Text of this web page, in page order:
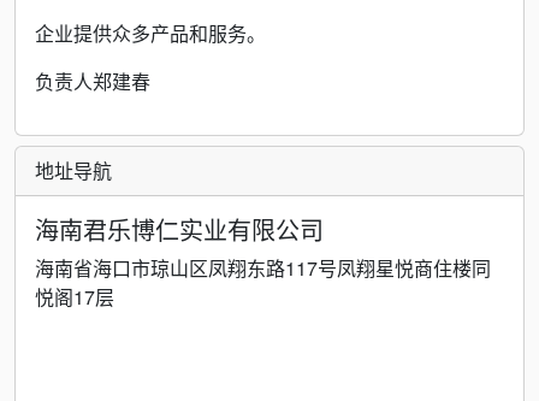
企业提供众多产品和服务。
负责人郑建春
地址导航
海南君乐博仁实业有限公司
海南省海口市琼山区凤翔东路117号凤翔星悦商住楼同
悦阁17层